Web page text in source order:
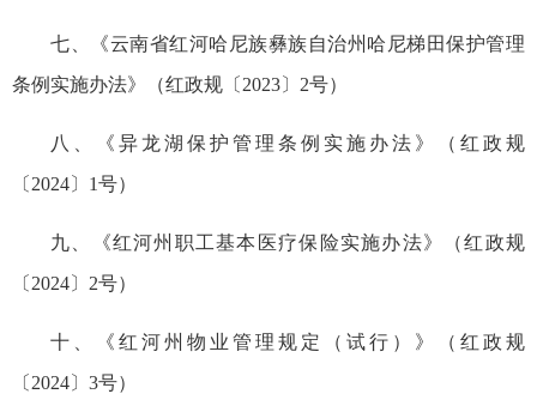
七、《云南省红河哈尼族彝族自治州哈尼梯田保护管理
条例实施办法》（红政规〔2023〕2号）
八、《异龙湖保护管理条例实施办法》（红政规
〔2024〕1号）
九、《红河州职工基本医疗保险实施办法》（红政规
〔2024〕2号）
十、《红河州物业管理规定（试行）》（红政规
〔2024〕3号）